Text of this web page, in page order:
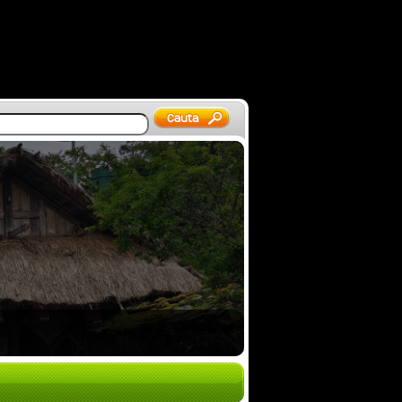
2026 – mot…